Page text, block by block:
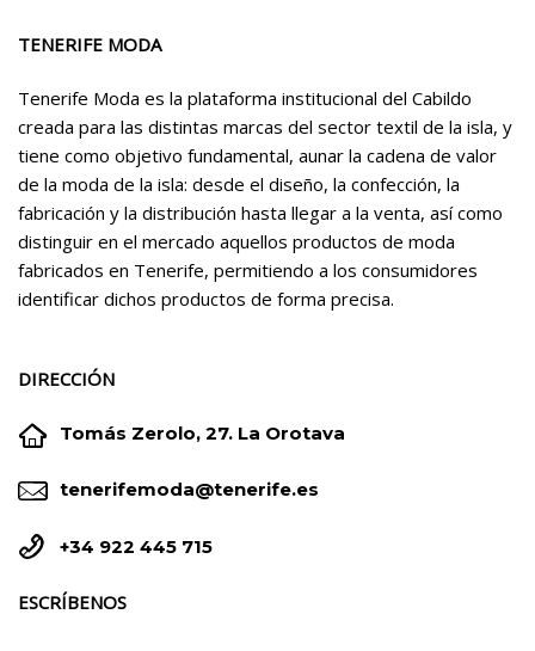
TENERIFE MODA
Tenerife Moda es la plataforma institucional del Cabildo
creada para las distintas marcas del sector textil de la isla, y
tiene como objetivo fundamental, aunar la cadena de valor
de la moda de la isla: desde el diseño, la confección, la
fabricación y la distribución hasta llegar a la venta, así como
distinguir en el mercado aquellos productos de moda
fabricados en Tenerife, permitiendo a los consumidores
identificar dichos productos de forma precisa.
DIRECCIÓN

 Tomás Zerolo, 27. La Orotava

 tenerifemoda@tenerife.es

 +34 922 445 715
ESCRÍBENOS